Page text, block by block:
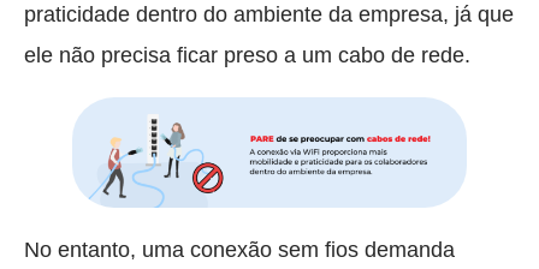
praticidade dentro do ambiente da empresa, já que
ele não precisa ficar preso a um cabo de rede.
No entanto, uma conexão sem fios demanda